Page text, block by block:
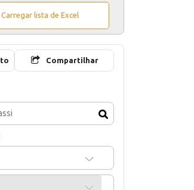
Carregar lista de Excel
Compartilhar